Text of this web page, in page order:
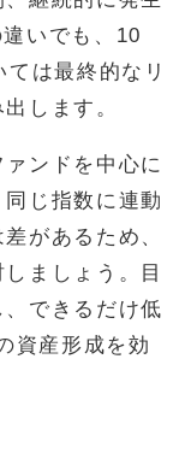
いでも、10
は最終的なリ
します。
ンドを中心に
じ指数に連動
があるため、
ましょう。目
できるだけ低
資産形成を効